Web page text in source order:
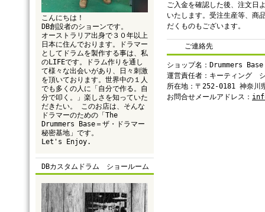
こんにちは！
DB創設者のショーンです。
オーストラリア出身で３０年以上
日本に住んでおります。ドラマー
としてドラムを製作する事は、私
のLIFEです。ドラム作りを通し
て様々な出会いがあり、日々刺激
を頂いております。世界中の１人
でも多くの人に「自分で作る。自
分で叩く。」楽しさを知っていた
だきたい。 このお店は、そんな
ドラマーのための「The
Drummers Base＝ザ・ドラマー
秘密基地」です。
Let's Enjoy.
DBカスタムドラム ショールーム
ご入金を確認した後、注文日
いたします。受注生産等、商
だくものもございます。
ご連絡先
ショップ名：Drummers Base
運営責任者：キーティング
所在地：〒252-0181 神奈川
お問合せメールアドレス：